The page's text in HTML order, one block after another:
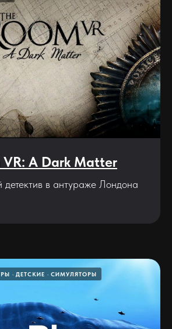
VR: A Dark Matter
в антураже Лондона
ДЕТСКИЕ СИМУЛЯТОРЫ